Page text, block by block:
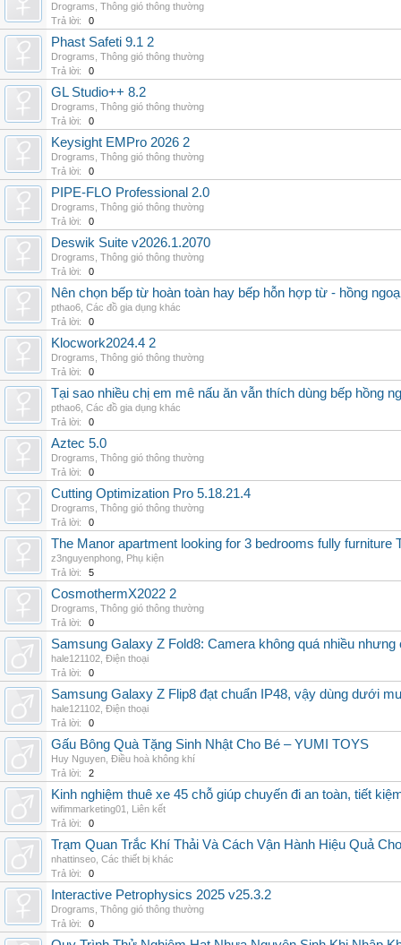
Drograms Thông gió thông thường
Trả lời:
0
Phast Safeti 9.1 2
Drograms Thông gió thông thường
Trả lời:
0
GL Studio++ 8.2
Drograms Thông gió thông thường
Trả lời:
0
Keysight EMPro 2026 2
Drograms Thông gió thông thường
Trả lời:
0
PIPE-FLO Professional 2.0
Drograms Thông gió thông thường
Trả lời:
0
Deswik Suite v2026.1.2070
Drograms Thông gió thông thường
Trả lời:
0
Nên chọn bếp từ hoàn toàn hay bếp hỗn hợp từ - hồng
pthao6 Các đồ gia dụng khác
Trả lời:
0
Klocwork2024.4 2
Drograms Thông gió thông thường
Trả lời:
0
Tại sao nhiều chị em mê nấu ăn vẫn thích dùng bếp hồng
pthao6 Các đồ gia dụng khác
Trả lời:
0
Aztec 5.0
Drograms Thông gió thông thường
Trả lời:
0
Cutting Optimization Pro 5.18.21.4
Drograms Thông gió thông thường
Trả lời:
0
The Manor apartment looking for 3 bedrooms fully furniture
z3nguyenphong Phụ kiện
Trả lời:
5
CosmothermX2022 2
Drograms Thông gió thông thường
Trả lời:
0
Samsung Galaxy Z Fold8: Camera không quá nhiều nhưng
hale121102 Điện thoại
Trả lời:
0
Samsung Galaxy Z Flip8 đạt chuẩn IP48, vậy dùng dưới
hale121102 Điện thoại
Trả lời:
0
Gấu Bông Quà Tặng Sinh Nhật Cho Bé – YUMI TOYS
Huy Nguyen Điều hoà không khí
Trả lời:
2
Kinh nghiệm thuê xe 45 chỗ giúp chuyến đi an toàn, tiết
wifimmarketing01
Liên kết
Trả lời:
0
Trạm Quan Trắc Khí Thải Và Cách Vận Hành Hiệu Quả
nhattinseo Các thiết bị khác
Trả lời:
0
Interactive Petrophysics 2025 v25.3.2
Drograms Thông gió thông thường
Trả lời:
0